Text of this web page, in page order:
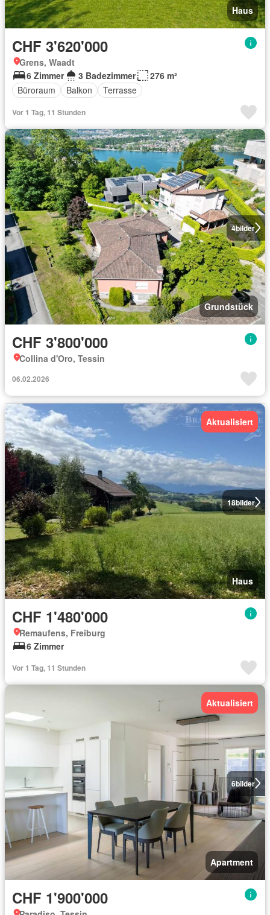
Haus
CHF 3'620'000
Grens, Waadt
6 Zimmer
3 Badezimmer
276 m²
Büroraum
Balkon Terrasse
Vor 1 Tag, 11 Stunden
4bilder
Grundstück
CHF 3'800'000
Collina d'Oro, Tessin
06.02.2026
18bilder
Aktualisiert
Haus
CHF 1'480'000
Remaufens, Freiburg
6 Zimmer
Vor 1 Tag, 11 Stunden
6bilder
Aktualisiert
Apartment
CHF 1'900'000